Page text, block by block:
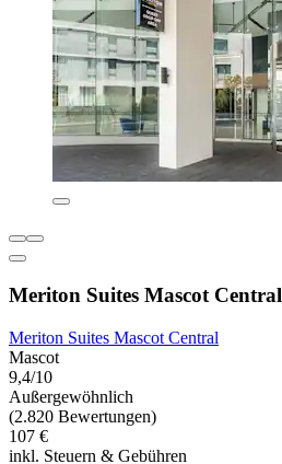
Meriton Suites Mascot Central
Meriton Suites Mascot Central
Mascot
9,4/10
Außergewöhnlich
(2.820 Bewertungen)
107 €
inkl. Steuern & Gebühren